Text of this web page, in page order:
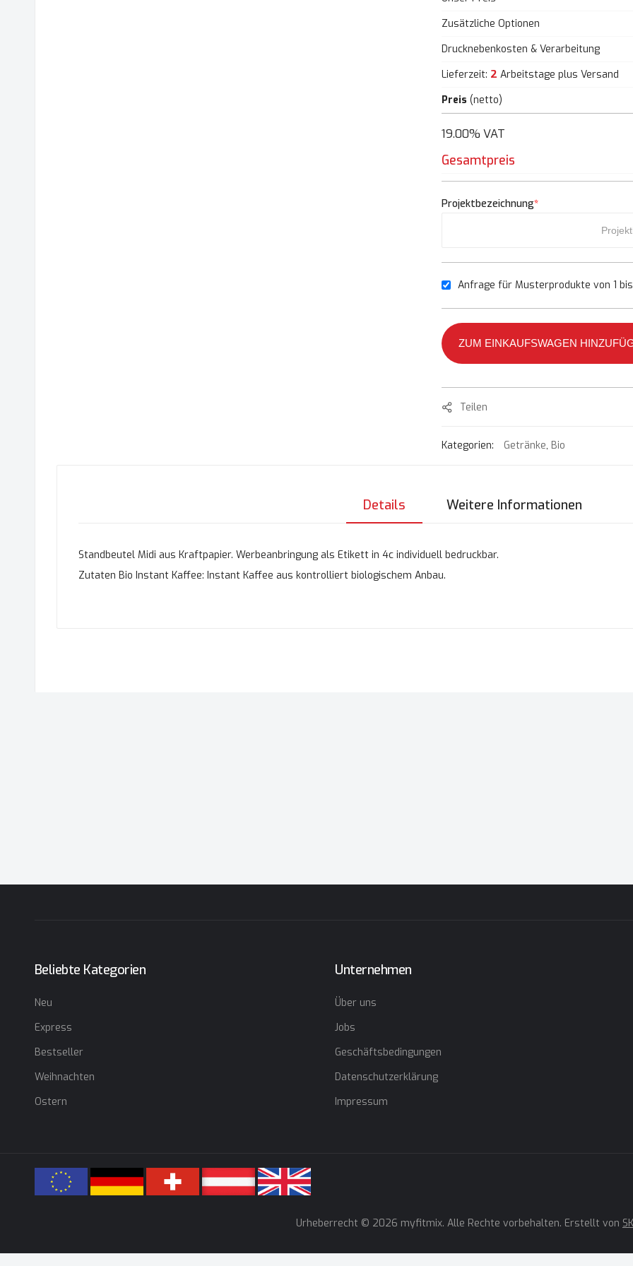
Zusätzliche Optionen
Drucknebenkosten & Verarbeitung
Lieferzeit: 2 Arbeitstage plus Versand
Preis (netto)
19.00% VAT
Gesamtpreis
Projektbezeichnung*
Anfrage für Musterprodukte von 1
ZUM EINKAUFSWAGEN
Teilen
Kategorien: Getränke, Bio
Details
Standbeutel Midi aus Kraftpapier. Werbeanbringung als Etikett in 4c individuell bedruckbar.
Zutaten Bio Instant Kaffee: Instant Kaffee aus kontrolliert biologischem Anbau.
Weitere Informationen
Beliebte Kategorien
Neu
Express
Bestseller
Weihnachten
Ostern
Unternehmen
Über uns
Jobs
Geschäftsbedingungen
Datenschutzerklärung
Impressum
Urheberrecht © 2026 myfitmix. Alle Rechte vorbehalten. Erstellt von